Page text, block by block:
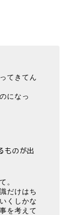
てきてん
になっ
ものが出
。
だけはち
くしかな
を考えて